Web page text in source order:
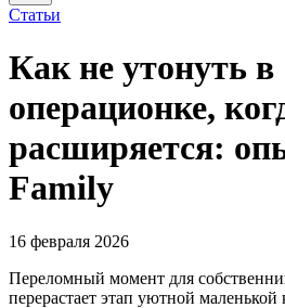
Статьи
Как не утонуть в
операционке,
расширяется:
Family
16 февраля 2026
Переломный момент для
перерастает этап уютной